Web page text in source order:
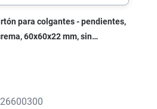
para colgantes - pendientes,
60x60x22 mm, sin